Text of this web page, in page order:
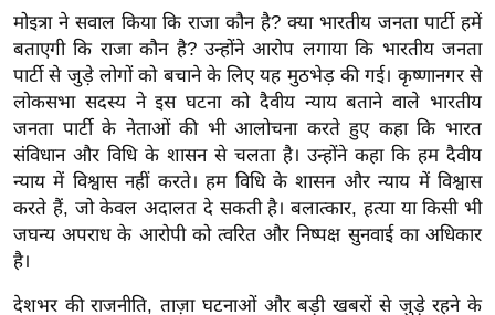
फ
म
नो
रं
ज
न
ज
ग
त
मोइत्रा ने सवाल किया कि राजा कौन है? क्या भारतीय जनता पार्टी हमें
बताएगी कि राजा कौन है? उन्होंने आरोप लगाया कि भारतीय जनता
पार्टी से जुड़े लोगों को बचाने के लिए यह मुठभेड़ की गई। कृष्णानगर से
लोकसभा सदस्य ने इस घटना को दैवीय न्याय बताने वाले भारतीय
जनता पार्टी के नेताओं की भी आलोचना करते हुए कहा कि भारत
संविधान और विधि के शासन से चलता है। उन्होंने कहा कि हम दैवीय
न्याय में विश्वास नहीं करते। हम विधि के शासन और न्याय में विश्वास
करते हैं, जो केवल अदालत दे सकती है। बलात्कार, हत्या या किसी भी
जघन्य अपराध के आरोपी को त्वरित और निष्पक्ष सुनवाई का अधिकार
है।
देशभर की राजनीति, ताज़ा घटनाओं और बड़ी खबरों से जुड़े रहने के